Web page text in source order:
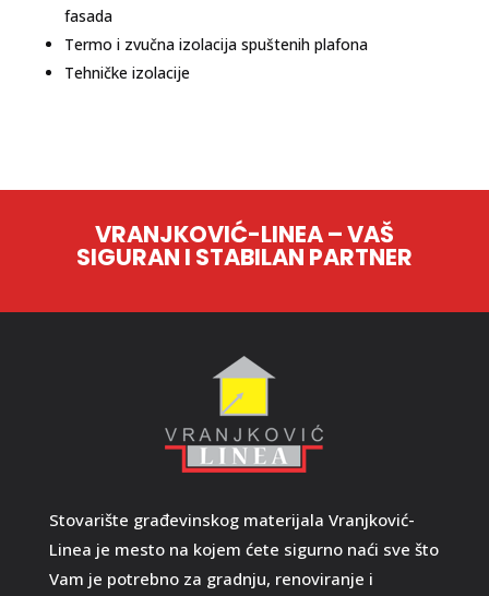
fasada
Termo i zvučna izolacija spuštenih plafona
Tehničke izolacije
VRANJKOVIĆ-LINEA – VAŠ
SIGURAN I STABILAN PARTNER
Stovarište građevinskog materijala Vranjković-
Linea je mesto na kojem ćete sigurno naći sve što
Vam je potrebno za gradnju, renoviranje i